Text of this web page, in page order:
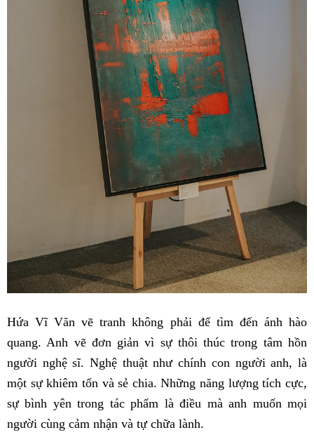
Hứa Vĩ Văn vẽ tranh không phải để tìm đến ánh hào
quang. Anh vẽ đơn giản vì sự thôi thúc trong tâm hồn
người nghệ sĩ. Nghệ thuật như chính con người anh, là
một sự khiêm tốn và sẻ chia. Những năng lượng tích cực,
sự bình yên trong tác phẩm là điều mà anh muốn mọi
người cùng cảm nhận và tự chữa lành.